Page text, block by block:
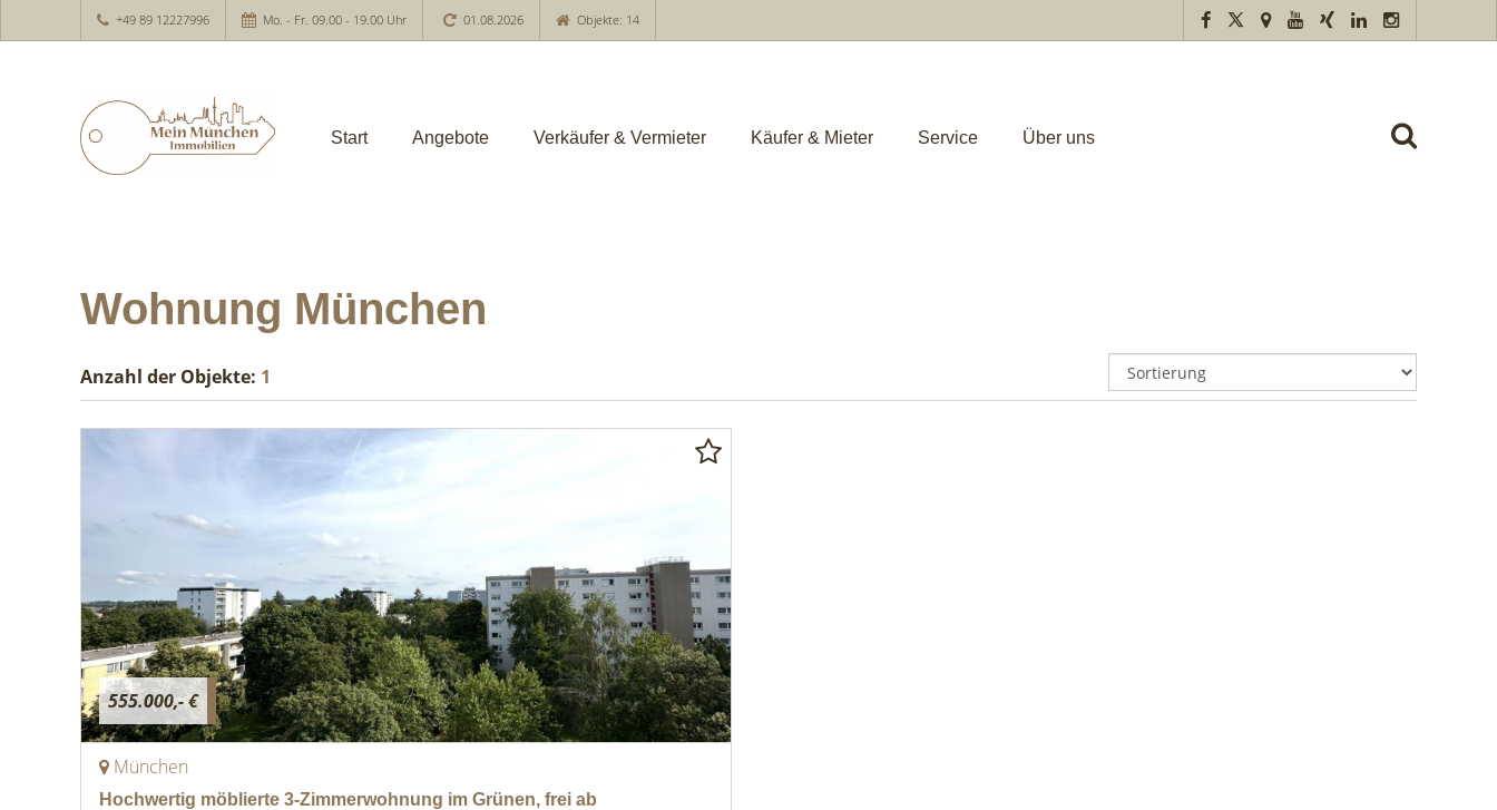
+49 89 12227996 Mo. - Fr. 09.00 - 19.00 Uhr 01.08.2026 Objekte: 14
Start Angebote Verkäufer & Vermieter Käufer & Mieter Service Über uns
Wohnung München
Anzahl der Objekte: 1
555.000,- €
München
Hochwertig möblierte 3-Zimmerwohnung im Grünen, frei ab